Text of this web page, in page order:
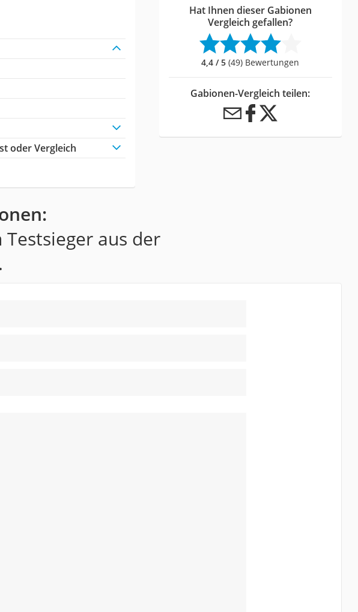
oder Vergleich
Hat Ihnen dieser Gabionen
Vergleich gefallen?
4,4 / 5 (49) Bewertungen
Gabionen-Vergleich teilen:
aus der